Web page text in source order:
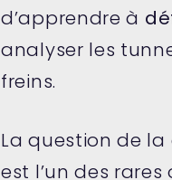
d’apprendre à
analyser les
freins.
La question de
est l’un des